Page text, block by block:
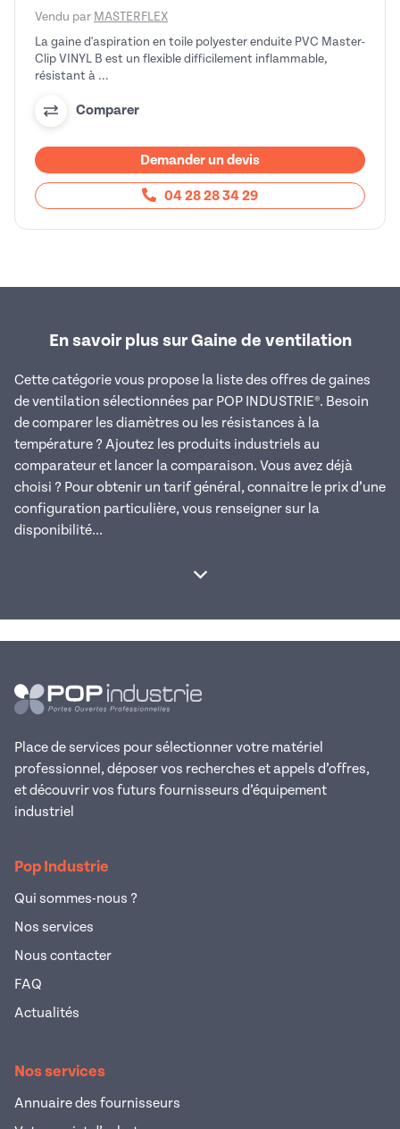
Vendu par MASTERFLEX
La gaine d'aspiration en toile polyester enduite PVC Master-
Clip VINYL B est un flexible difficilement inflammable,
résistant à ...
Comparer
Demander un devis
04 28 28 34 29
En savoir plus sur Gaine de ventilation
Cette catégorie vous propose la liste des offres de gaines
de ventilation sélectionnées par POP INDUSTRIE®. Besoin
de comparer les diamètres ou les résistances à la
température ? Ajoutez les produits industriels au
comparateur et lancer la comparaison. Vous avez déjà
choisi ? Pour obtenir un tarif général, connaitre le prix d’une
configuration particulière, vous renseigner sur la
disponibilité...
Afficher la suite
Place de services pour sélectionner votre matériel
professionnel, déposer vos recherches et appels d’offres,
et découvrir vos futurs fournisseurs d’équipement
industriel
Pop Industrie
Qui sommes-nous ?
Nos services
Nous contacter
FAQ
Actualités
Nos services
Annuaire des fournisseurs